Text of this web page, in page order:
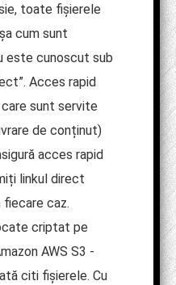
toate fișierele
cum sunt
este cunoscut sub
Acces rapid
sunt servite
de conținut)
acces rapid
linkul direct
caz.
criptat pe
AWS S3 -
citi fișierele. Cu